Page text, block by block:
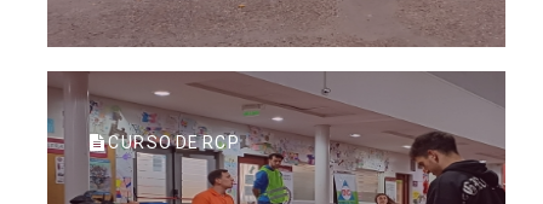
CURSO DE RCP